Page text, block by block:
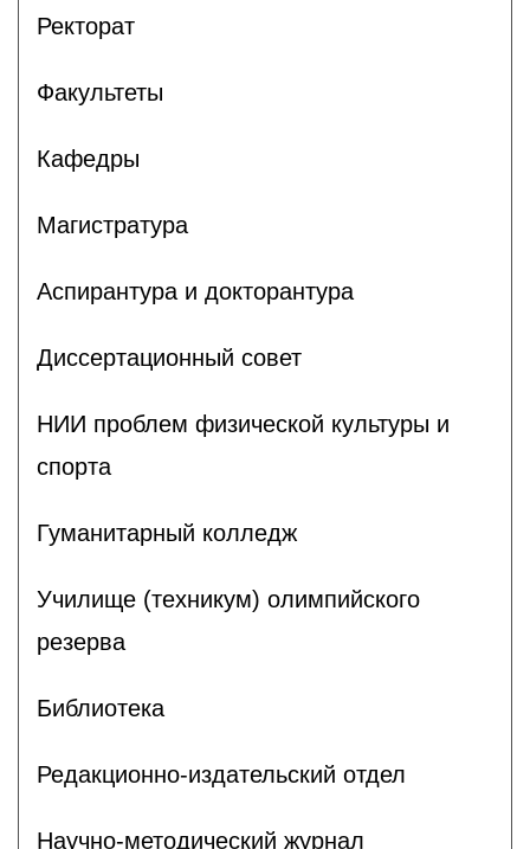
Ректорат
Факультеты
Кафедры
Магистратура
Аспирантура и докторантура
Диссертационный совет
НИИ проблем физической культуры и
спорта
Гуманитарный колледж
Училище (техникум) олимпийского
резерва
Библиотека
Редакционно-издательский отдел
Научно-методический журнал